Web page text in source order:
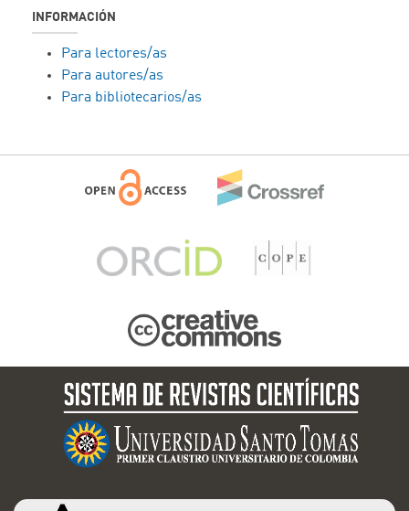
INFORMACIÓN
Para lectores/as
Para autores/as
Para bibliotecarios/as